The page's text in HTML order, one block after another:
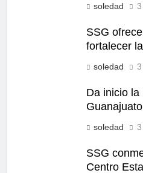
soledad
SSG
fortalecer
soledad
Da inicio la
soledad
SSG
Centro